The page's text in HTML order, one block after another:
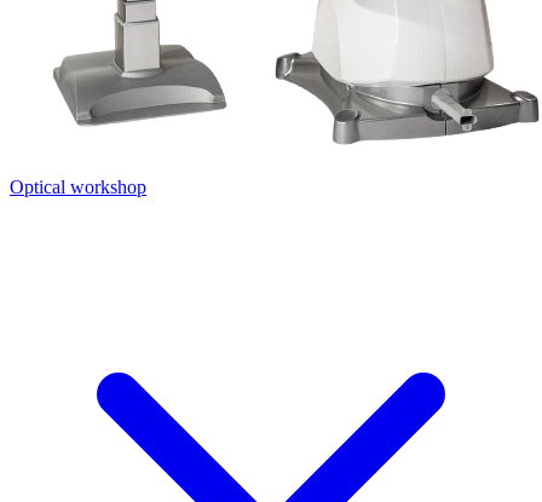
Optical workshop